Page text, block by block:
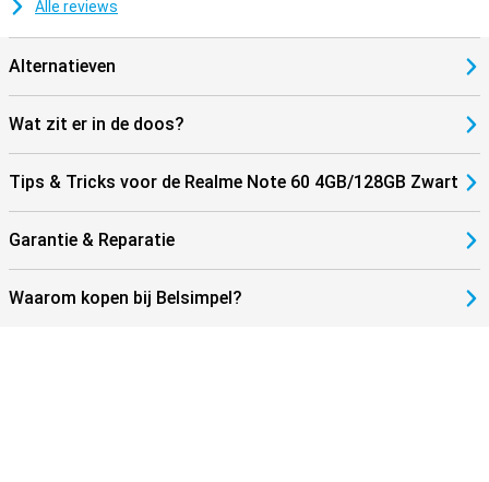
Alle reviews
Alternatieven
Wat zit er in de doos?
Tips & Tricks voor de Realme Note 60 4GB/128GB Zwart
Garantie & Reparatie
Waarom kopen bij Belsimpel?